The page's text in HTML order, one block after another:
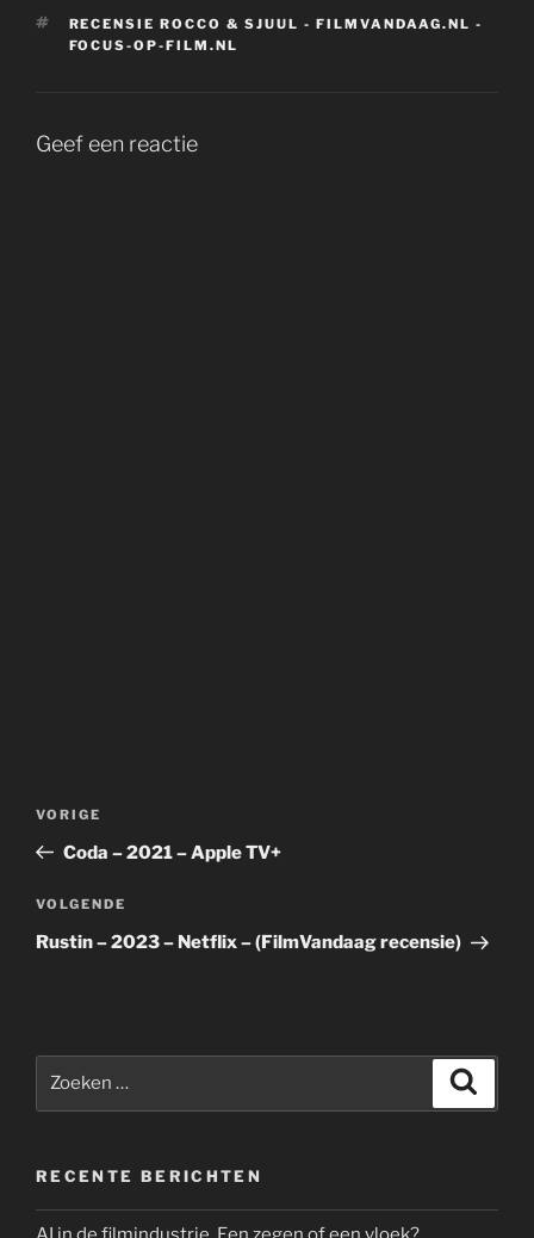
TAGS
RECENSIE ROCCO & SJUUL - FILMVANDAAG.NL -
FOCUS-OP-FILM.NL
Geef een reactie
Bericht
Vorig
bericht
VORIGE
Coda – 2021 – Apple TV+
Volgend
bericht
VOLGENDE
Rustin – 2023 – Netflix – (FilmVandaag recensie)
RECENTE BERICHTEN